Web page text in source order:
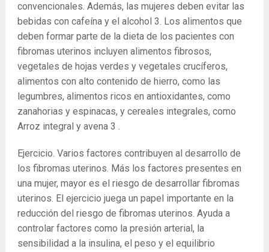
convencionales. Además, las mujeres deben evitar las
bebidas con cafeína y el alcohol 3. Los alimentos que
deben formar parte de la dieta de los pacientes con
fibromas uterinos incluyen alimentos fibrosos,
vegetales de hojas verdes y vegetales crucíferos,
alimentos con alto contenido de hierro, como las
legumbres, alimentos ricos en antioxidantes, como
zanahorias y espinacas, y cereales integrales, como
Arroz integral y avena 3 .
Ejercicio. Varios factores contribuyen al desarrollo de
los fibromas uterinos. Más los factores presentes en
una mujer, mayor es el riesgo de desarrollar fibromas
uterinos. El ejercicio juega un papel importante en la
reducción del riesgo de fibromas uterinos. Ayuda a
controlar factores como la presión arterial, la
sensibilidad a la insulina, el peso y el equilibrio